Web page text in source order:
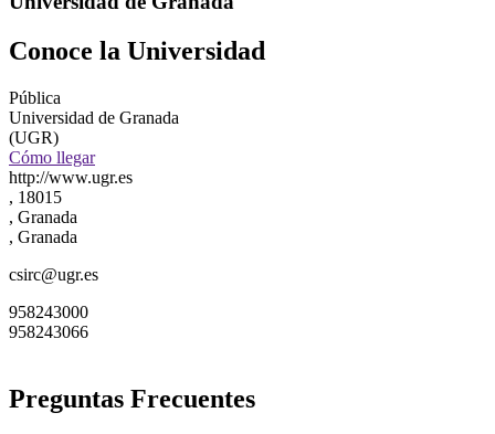
Conoce la Universidad
Pública
Universidad de Granada
(UGR)
Cómo llegar
http://www.ugr.es
, 18015
, Granada
, Granada
csirc@ugr.es
958243000
958243066
Preguntas Frecuentes